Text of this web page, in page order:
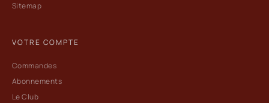
Sitemap
VOTRE COMPTE
Commandes
Abonnements
Le Club